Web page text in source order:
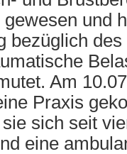
und
bezüglich
Am
Praxis
sich seit
eine